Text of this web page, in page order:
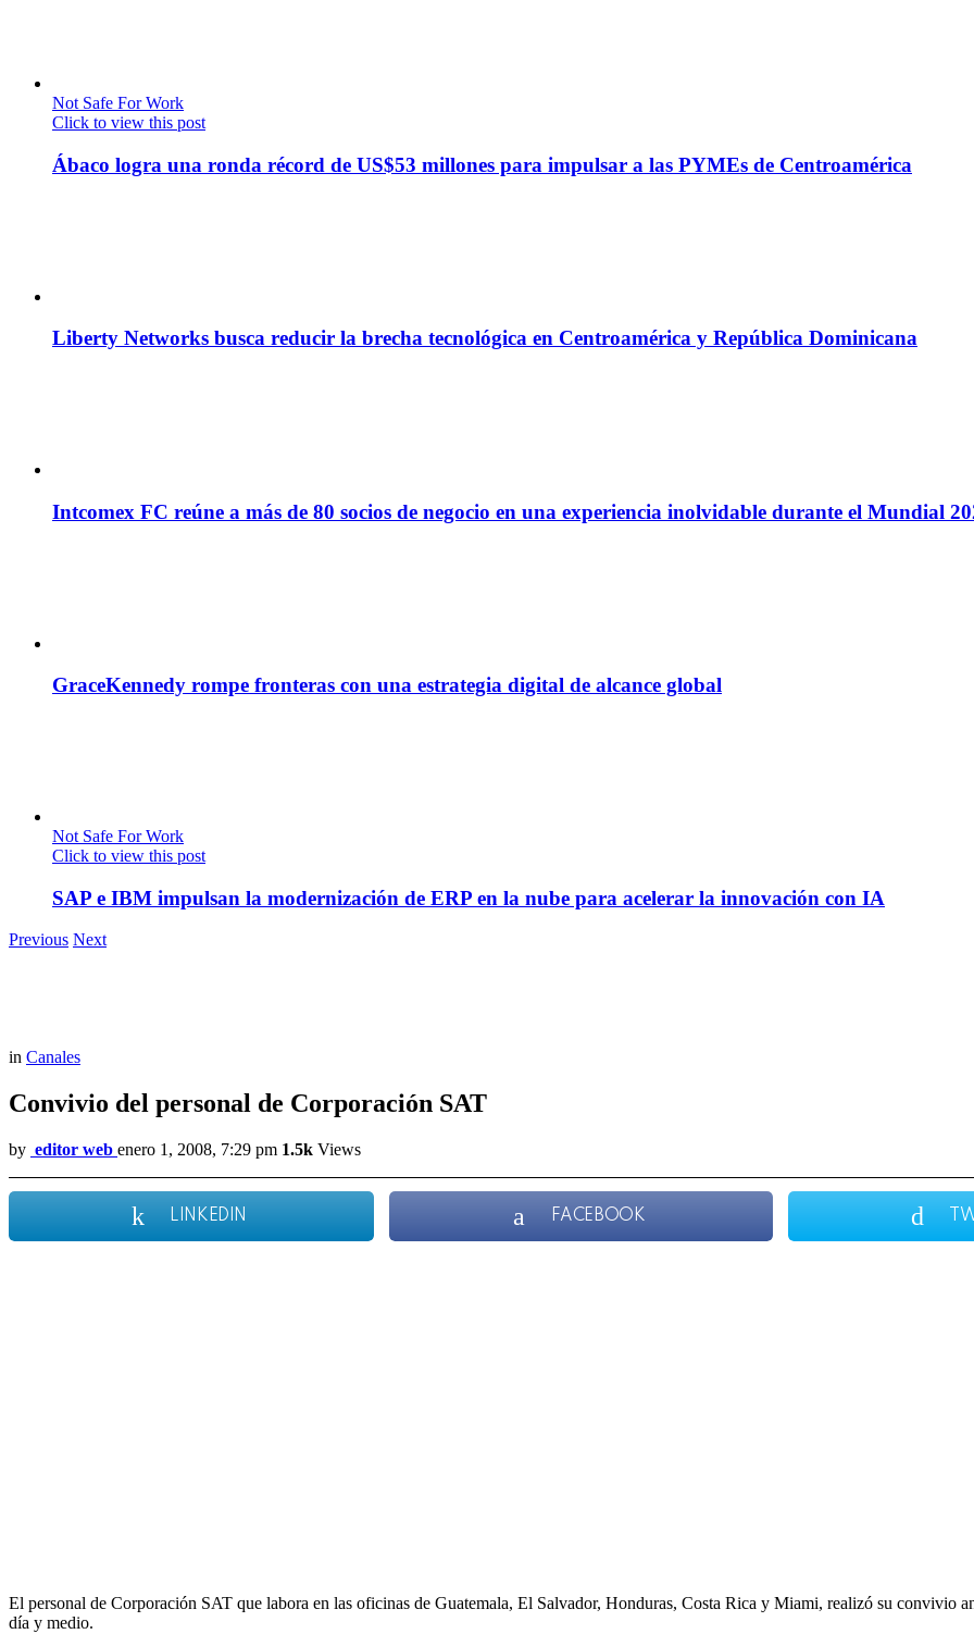
Not Safe For Work
Click to view this post
Ábaco logra una ronda récord de US$53 millones para impulsar a las PYMEs de Centroamérica
Liberty Networks busca reducir la brecha tecnológica en Centroamérica y República Dominicana
Intcomex FC reúne a más de 80 socios de negocio en una experiencia inolvidable durante el Mundial
GraceKennedy rompe fronteras con una estrategia digital de alcance global
Not Safe For Work
Click to view this post
SAP e IBM impulsan la modernización de ERP en la nube para acelerar la innovación con IA
Previous Next
in Canales
Convivio del personal de Corporación SAT
by editor web enero 1, 2008, 7:29 pm 1.5k Views
LINKEDIN FACEBOOK
El personal de Corporación SAT que labora en las oficinas de Guatemala, El Salvador, Honduras, Costa Rica y Miami, realizó su convivio
día y medio.